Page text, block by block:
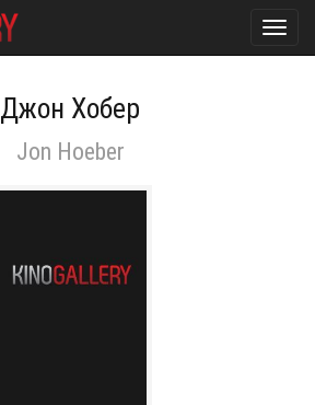
Джон Хобер
Jon Hoeber